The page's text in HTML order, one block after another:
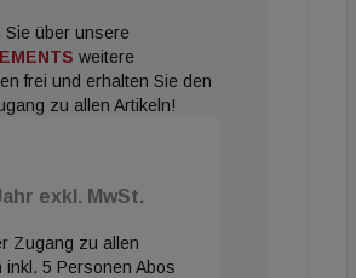
Sie über unsere
weitere
frei und erhalten Sie den
zu allen Artikeln!
exkl. MwSt.
Zugang zu allen
inkl. 5 Personen Abos